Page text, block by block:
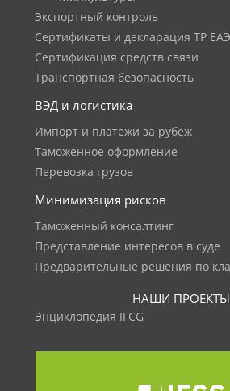
Экспортный контроль
Сертификаты и декларация ТР
Сертификация средств связи
Транспортная безопасность
ВЭД и логистика
Импорт и платежи за рубеж
Таможенное оформление
Перевозка грузов
Минимизация рисков
Таможенный консалтинг
Представление интересов в суде
Предварительные решения по
НАШИ ПРОЕКТЫ
Энциклопедия IFCG